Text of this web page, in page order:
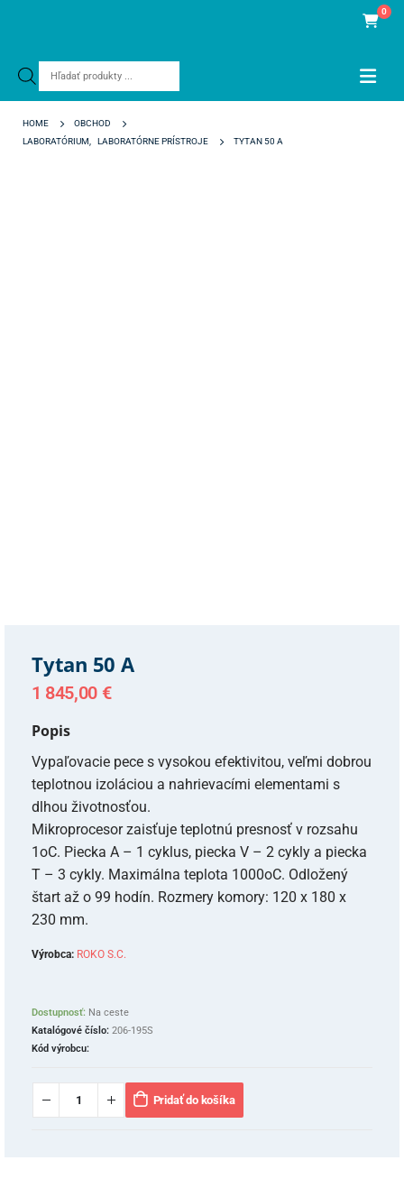
Products
0
HOME
OBCHOD
LABORATÓRIUM
LABORATÓRNE PRÍSTROJE TYTAN 50 A
Tytan 50 A
1 845,00 €
Popis
Vypaľovacie pece s vysokou efektivitou, veľmi dobrou
teplotnou izoláciou a nahrievacími elementami s
dlhou životnosťou.
Mikroprocesor zaisťuje teplotnú presnosť v rozsahu
1oC. Piecka A – 1 cyklus, piecka V – 2 cykly a piecka
T – 3 cykly. Maximálna teplota 1000oC. Odložený
štart až o 99 hodín. Rozmery komory: 120 x 180 x
230 mm.
Výrobca: ROKO S.C.
Dostupnosť: Na ceste
Katalógové číslo: 206-195S
Kód výrobcu:
Pridať do košíka